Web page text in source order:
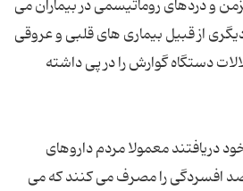
و دردهای روماتیسمی در بیماران می
از قبیل بیماری های قلبی و عروقی
دستگاه گوارش را در پی داشته
دریافتند معمولا مردم داروهای
ضد افسردگی را مصرف می کنند که می